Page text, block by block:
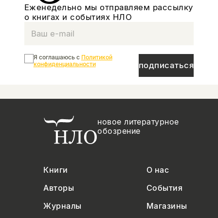
Еженедельно мы отправляем рассылку
о книгах и событиях НЛО
подписаться
Я соглашаюсь с Политикой
конфиденциальности
новое литературное
обозрение
Книги
О нас
Авторы
События
Журналы
Магазины